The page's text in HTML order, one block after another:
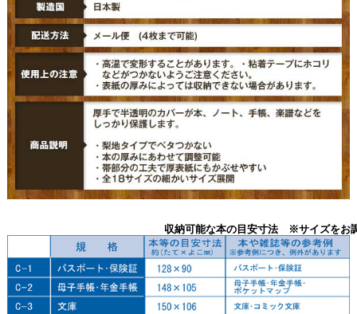
収納可能な本の目安寸法 ※サイズをお